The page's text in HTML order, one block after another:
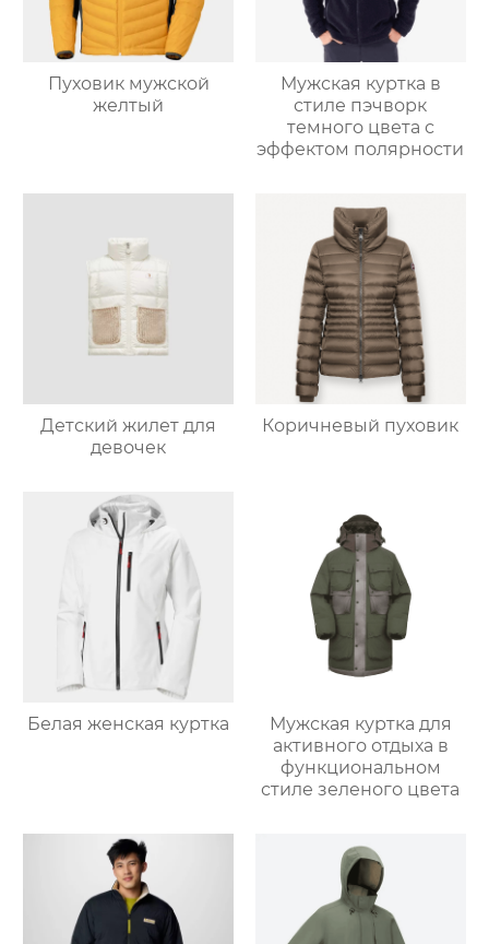
Пуховик мужской
желтый
Мужская куртка в
стиле пэчворк
темного цвета с
эффектом полярности
Детский жилет для
девочек
Коричневый пуховик
Белая женская куртка
Мужская куртка для
активного отдыха в
функциональном
стиле зеленого цвета